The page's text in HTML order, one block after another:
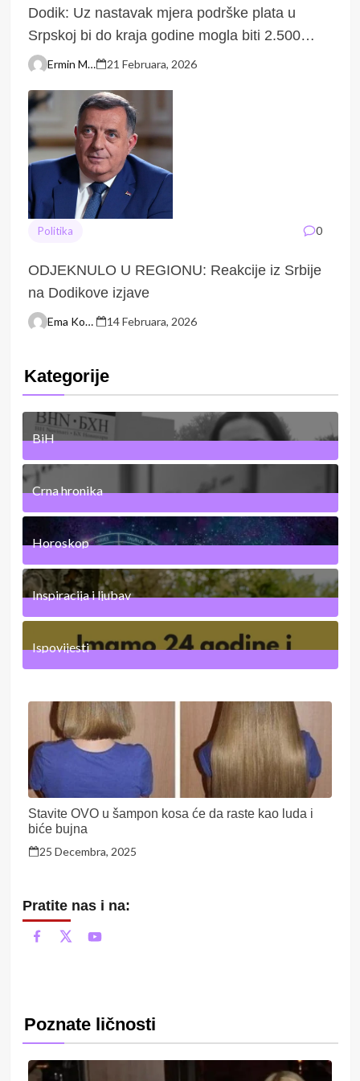
Dodik: Uz nastavak mjera podrške plata u
Srpskoj bi do kraja godine mogla biti 2.500
KM
Ermin Macić 21 Februara, 2026
Politika 0
ODJEKNULO U REGIONU: Reakcije iz Srbije
na Dodikove izjave
Ema Kovačević 14 Februara, 2026
Kategorije
BiH
20Posts
Crna hronika
66Posts
Horoskop
20Posts
Inspiracija i ljubav
10Posts
Ispovijesti
Stavite OVO u šampon kosa će da raste kao luda i
biće bujna
25 Decembra, 2025
Pratite nas i na:
Poznate ličnosti